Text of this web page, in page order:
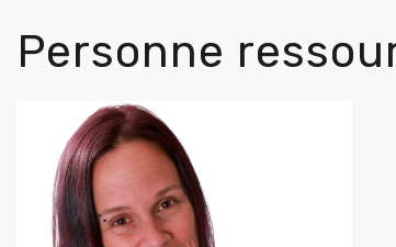
Personne